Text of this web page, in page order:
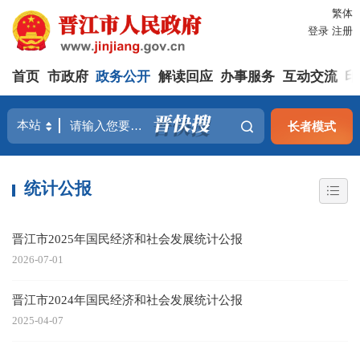
繁体
登录 注册
首页 市政府 政务公开 解读回应 办事服务 互动交流
长者模式
统计公报
晋江市2025年国民经济和社会发展统计公报
2026-07-01
晋江市2024年国民经济和社会发展统计公报
2025-04-07